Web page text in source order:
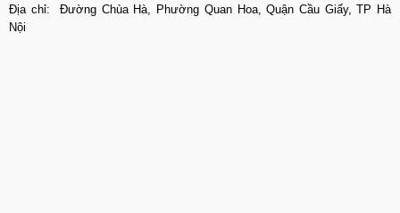
Địa chỉ: Đường Chùa Hà, Phường Quan Hoa, Quận Cầu Giấy, TP Hà
Nội